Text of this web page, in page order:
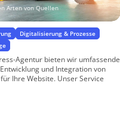
Arten von Quellen
Digitalisierung & Prozesse
Agentur bieten wir umfassende
und Integration von
Ihre Website. Unser Service